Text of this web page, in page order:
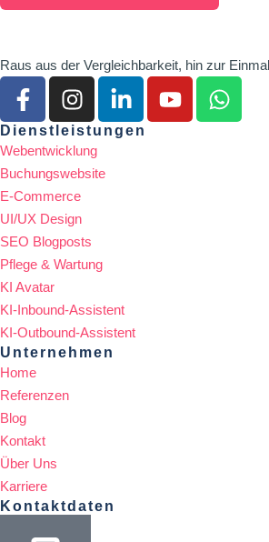
Raus aus der Vergleichbarkeit, hin zur
Dienstleistungen
Webentwicklung
Buchungswebsite
E-Commerce
UI/UX Design
SEO Blogposts
Pflege & Wartung
KI Avatar
KI-Inbound-Assistent
KI-Outbound-Assistent
Unternehmen
Home
Referenzen
Blog
Kontakt
Über Uns
Karriere
Kontaktdaten